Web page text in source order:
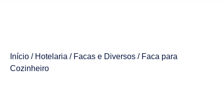
Início / Hotelaria / Facas e Diversos / Faca para
Cozinheiro